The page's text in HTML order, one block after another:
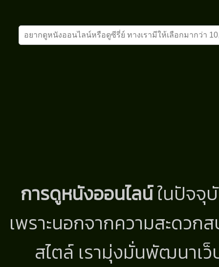
การดูหนังออนไลน์ในปัจจุ
เพราะนอกจากความสะดว
สไตล์ เรามุ่งมั่นพัฒนาเ